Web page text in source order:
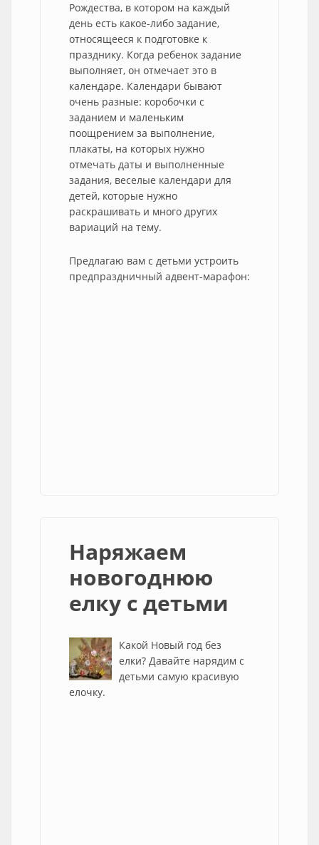
Рождества, в котором на каждый
день есть какое-либо задание,
относящееся к подготовке к
празднику. Когда ребенок задание
выполняет, он отмечает это в
календаре. Календари бывают
очень разные: коробочки с
заданием и маленьким
поощрением за выполнение,
плакаты, на которых нужно
отмечать даты и выполненные
задания, веселые календари для
детей, которые нужно
раскрашивать и много других
вариаций на тему.
Предлагаю вам с детьми устроить
предпраздничный адвент-марафон:
Наряжаем
новогоднюю
елку с детьми
Какой Новый год без
елки? Давайте нарядим с
детьми самую красивую
елочку.